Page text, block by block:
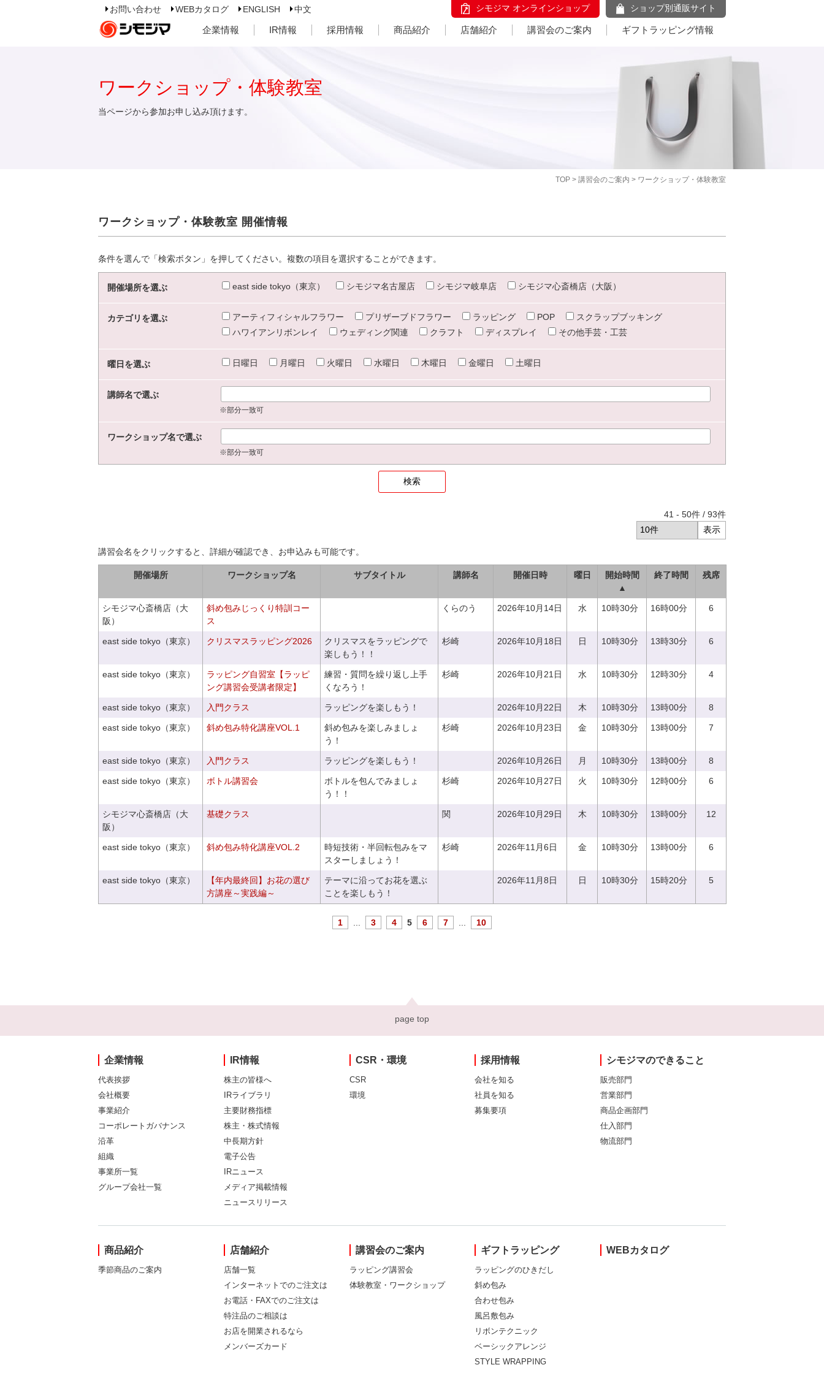
お問い合わせ WEBカタログ ENGLISH 中文 シモジマ オンラインショップ ショップ別通販サイト
企業情報 IR情報 採用情報 商品紹介 店舗紹介 講習会のご案内 ギフトラッピング情報
TOP > 講習会のご案内 > ワークショップ・体験教室
ワークショップ・体験教室
当ページから参加お申し込み頂けます。
ワークショップ・体験教室 開催情報
条件を選んで「検索ボタン」を押してください。複数の項目を選択することができます。
開催場所を選ぶ east side tokyo（東京） シモジマ名古屋店 シモジマ岐阜店 シモジマ心斎橋店（大阪）
カテゴリを選ぶ アーティフィシャルフラワー プリザーブドフラワー ラッピング POP
スクラップブッキング
ハワイアンリボンレイ
ウェディング関連 クラフト ディスプレイ その他手芸・工芸
曜日を選ぶ 日曜日 月曜日 火曜日 水曜日 木曜日 金曜日 土曜日
講師名で選ぶ
※部分一致可
ワークショップ名で選ぶ
※部分一致可
41 - 50件 / 93件
講習会名をクリックすると、詳細が確認でき、お申込みも可能です。
開催場所 ワークショップ名 サブタイトル 講師名 開催日時 曜日
開始時間
▲
終了時間 残席
シモジマ心斎橋店（大
阪）
斜め包みじっくり特訓コー
ス
くらのう 2026年10月14日 水 10時30分 16時00分 6
east side tokyo（東京） クリスマスラッピング2026
クリスマスをラッピングで
楽しもう！！
杉崎 2026年10月18日 日 10時30分 13時30分 6
east side tokyo（東京）
ラッピング自習室【ラッピ
ング講習会受講者限定】
練習・質問を繰り返し上手
くなろう！
杉崎 2026年10月21日 水 10時30分 12時30分 4
east side tokyo（東京） 入門クラス ラッピングを楽しもう！ 2026年10月22日 木 10時30分 13時00分 8
east side tokyo（東京） 斜め包み特化講座VOL.1
斜め包みを楽しみましょ
う！
杉崎 2026年10月23日 金 10時30分 13時00分 7
east side tokyo（東京） 入門クラス ラッピングを楽しもう！ 2026年10月26日 月 10時30分 13時00分 8
east side tokyo（東京） ボトル講習会
ボトルを包んでみましょ
う！！
杉崎 2026年10月27日 火 10時30分 12時00分 6
シモジマ心斎橋店（大
阪）
基礎クラス 関 2026年10月29日 木 10時30分 13時00分 12
east side tokyo（東京） 斜め包み特化講座VOL.2
時短技術・半回転包みをマ
スターしましょう！
杉崎 2026年11月6日 金 10時30分 13時00分 6
east side tokyo（東京）
【年内最終回】お花の選び
方講座～実践編～
テーマに沿ってお花を選ぶ
ことを楽しもう！
2026年11月8日 日 10時30分 15時20分 5
1 3 4 5 6 7 10
page top
企業情報
代表挨拶
会社概要
事業紹介
コーポレートガバナンス
沿革
組織
事業所一覧
グループ会社一覧
IR情報
株主の皆様へ
IRライブラリ
主要財務指標
株主・株式情報
中長期方針
電子公告
IRニュース
メディア掲載情報
ニュースリリース
CSR・環境
CSR
環境
採用情報
会社を知る
社員を知る
募集要項
シモジマのできること
販売部門
営業部門
商品企画部門
仕入部門
物流部門
商品紹介
季節商品のご案内
店舗紹介
店舗一覧
インターネットでのご注文は
お電話・FAXでのご注文は
特注品のご相談は
お店を開業されるなら
メンバーズカード
講習会のご案内
ラッピング講習会
体験教室・ワークショップ
ギフトラッピング
ラッピングのひきだし
斜め包み
合わせ包み
風呂敷包み
リボンテクニック
ベーシックアレンジ
STYLE WRAPPING
WEBカタログ